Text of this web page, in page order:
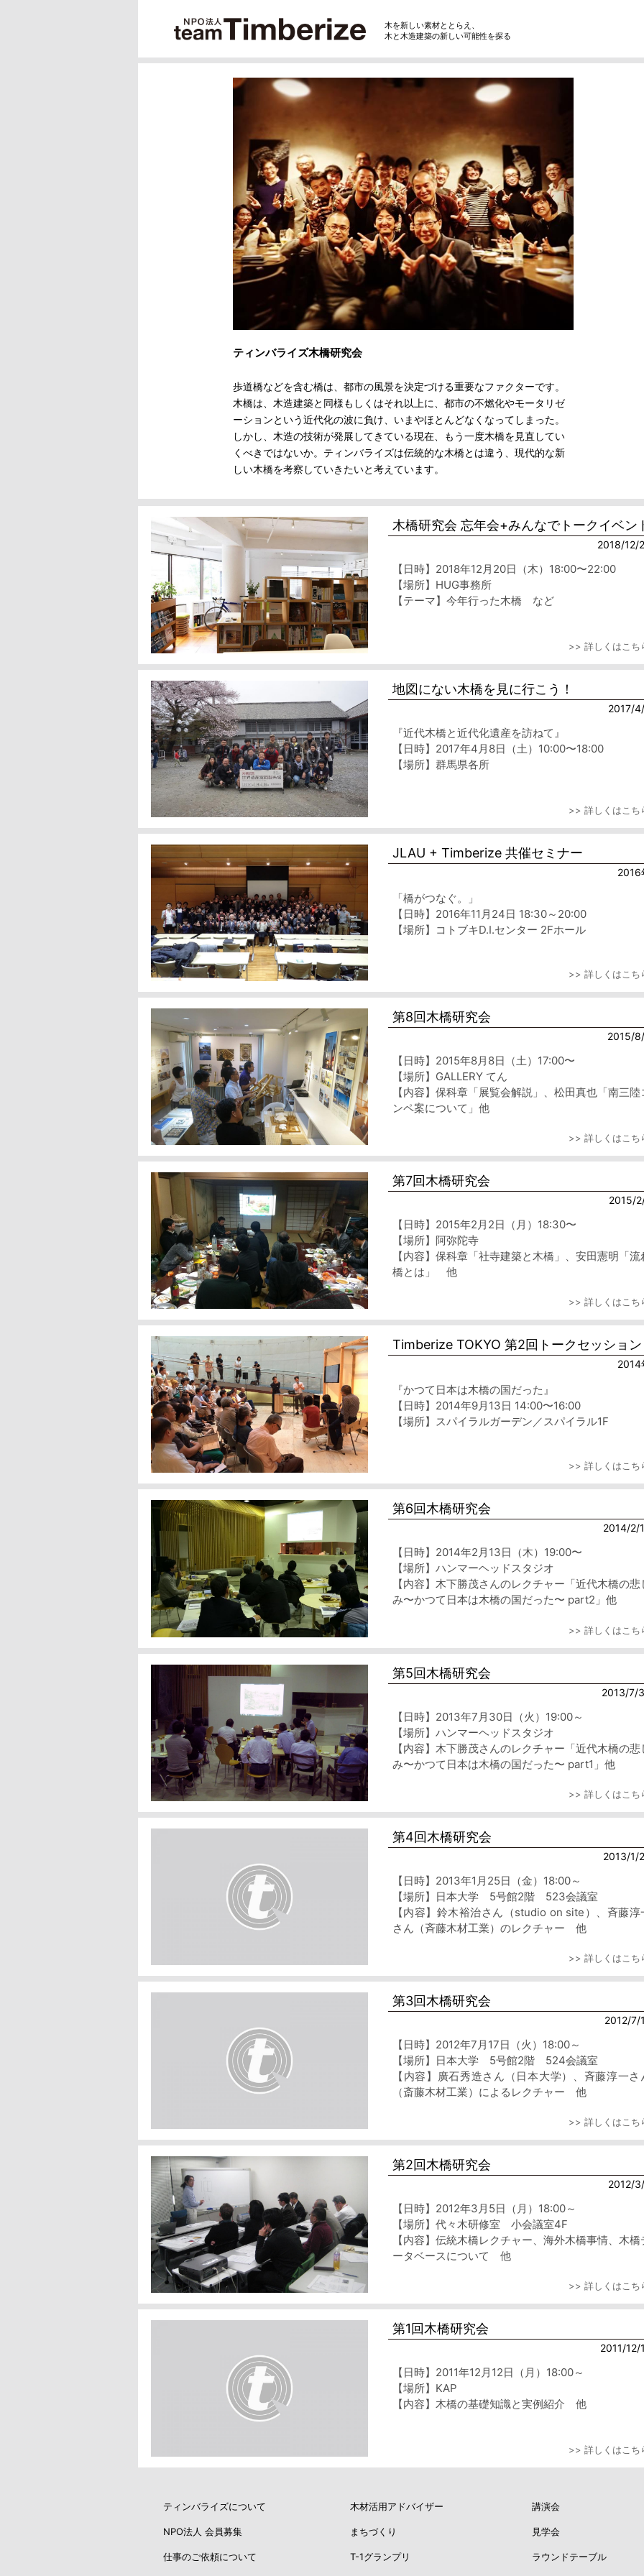
木を新しい素材ととらえ、
木と木造建築の新しい可能性を探る
ティンバライズ木橋研究会
歩道橋などを含む橋は、都市の風景を決定づける重要なファクターです。
木橋は、木造建築と同様もしくはそれ以上に、都市の不燃化やモータリゼ
ーションという近代化の波に負け、いまやほとんどなくなってしまった。
しかし、木造の技術が発展してきている現在、もう一度木橋を見直してい
くべきではないか。ティンバライズは伝統的な木橋とは違う、現代的な新
しい木橋を考察していきたいと考えています。
木橋研究会 忘年会+みんなでトークイベン
2018/12/
【日時】2018年12月20日（木）18:00〜22:00
【場所】HUG事務所
【テーマ】今年行った木橋 など
>> 詳しくはこち
地図にない木橋を見に行こう！
2017/
『近代木橋と近代化遺産を訪ねて』
【日時】2017年4月8日（土）10:00〜18:00
【場所】群馬県各所
>> 詳しくはこち
JLAU + Timberize 共催セミナー
2016
「橋がつなぐ。」
【日時】2016年11月24日 18:30～20:00
【場所】コトブキD.I.センター 2Fホール
>> 詳しくはこち
第8回木橋研究会
2015/
【日時】2015年8月8日（土）17:00〜
【場所】GALLERY てん
【内容】保科章「展覧会解説」、松田真也「南三陸
ンペ案について」他
>> 詳しくはこち
第7回木橋研究会
2015/
【日時】2015年2月2日（月）18:30〜
【場所】阿弥陀寺
【内容】保科章「社寺建築と木橋」、安田憲明「流
橋とは」 他
>> 詳しくはこち
Timberize TOKYO 第2回トークセッション
2014
『かつて日本は木橋の国だった』
【日時】2014年9月13日 14:00〜16:00
【場所】スパイラルガーデン／スパイラル1F
>> 詳しくはこち
第6回木橋研究会
2014/2/
【日時】2014年2月13日（木）19:00〜
【場所】ハンマーヘッドスタジオ
【内容】木下勝茂さんのレクチャー「近代木橋の悲
み〜かつて日本は木橋の国だった〜 part2」他
>> 詳しくはこち
第5回木橋研究会
2013/7/
【日時】2013年7月30日（火）19:00～
【場所】ハンマーヘッドスタジオ
【内容】木下勝茂さんのレクチャー「近代木橋の悲
み〜かつて日本は木橋の国だった〜 part1」他
>> 詳しくはこち
第4回木橋研究会
2013/1/
【日時】2013年1月25日（金）18:00～
【場所】日本大学 5号館2階 523会議室
【内容】鈴木裕治さん（studio on site）、斉藤淳
さん（斉藤木材工業）のレクチャー 他
>> 詳しくはこち
第3回木橋研究会
2012/7/
【日時】2012年7月17日（火）18:00～
【場所】日本大学 5号館2階 524会議室
【内容】廣石秀造さん（日本大学）、斉藤淳一さ
（斎藤木材工業）によるレクチャー 他
>> 詳しくはこち
第2回木橋研究会
2012/
【日時】2012年3月5日（月）18:00～
【場所】代々木研修室 小会議室4F
【内容】伝統木橋レクチャー、海外木橋事情、木橋
ータベースについて 他
>> 詳しくはこち
第1回木橋研究会
2011/12/
【日時】2011年12月12日（月）18:00～
【場所】KAP
【内容】木橋の基礎知識と実例紹介 他
>> 詳しくはこち
ティンバライズについて
NPO法人 会員募集
仕事のご依頼について
木材活用アドバイザー
まちづくり
T-1グランプリ
講演会
見学会
ラウンドテーブル